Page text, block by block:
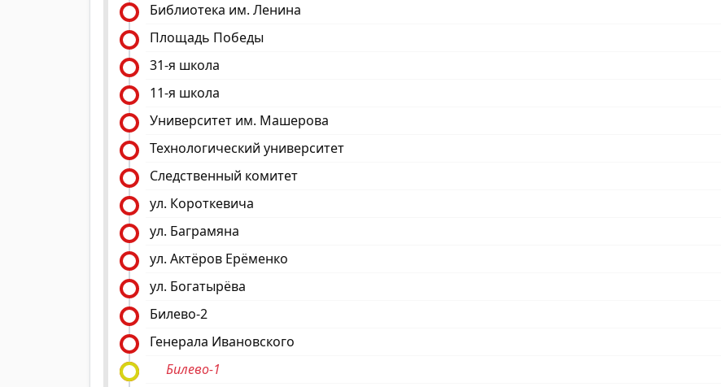
Библиотека им. Ленина
Площадь Победы
31-я школа
11-я школа
Университет им. Машерова
Технологический университет
Следственный комитет
ул. Короткевича
ул. Баграмяна
ул. Актёров Ерёменко
ул. Богатырёва
Билево-2
Генерала Ивановского
Билево-1